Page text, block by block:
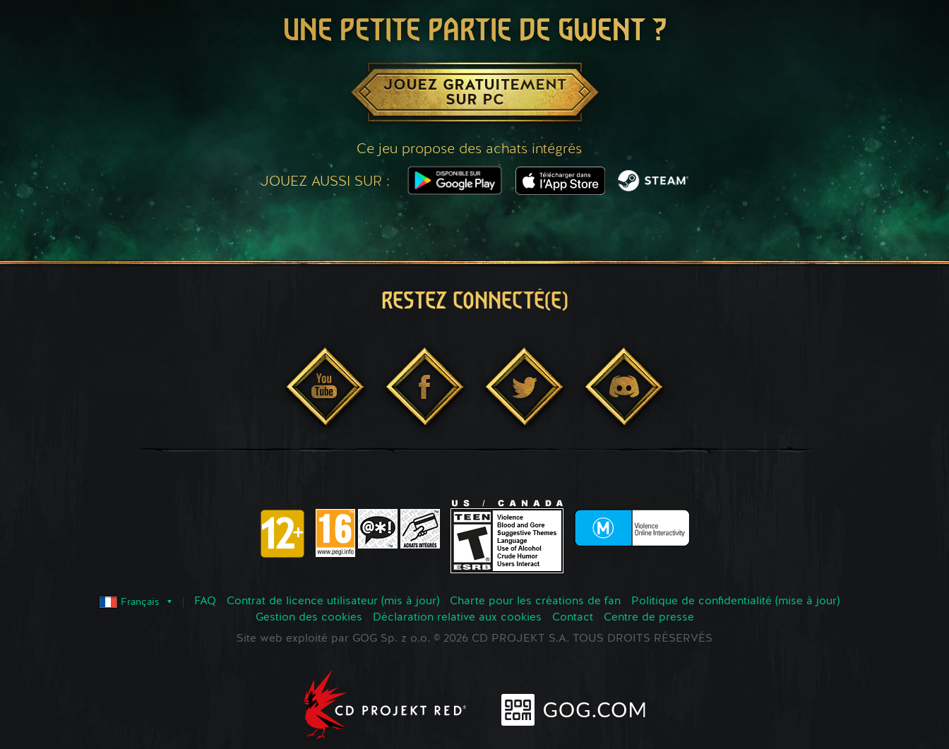
UNE PETITE PARTIE DE GWENT ?
JOUEZ GRATUITEMENT
SUR PC
Ce jeu propose des achats intégrés
JOUEZ AUSSI SUR :
RESTEZ CONNECTÉ(E)
Français FAQ Contrat de licence utilisateur (mis à jour) Charte pour les créations de fan
Politique de confidentialité (mise à jour)
Gestion des cookies
Déclaration relative aux cookies Contact
Centre de presse
Site web exploité par GOG Sp. z o.o. © 2026 CD PROJEKT S.A. TOUS DROITS RÉSERVÉS